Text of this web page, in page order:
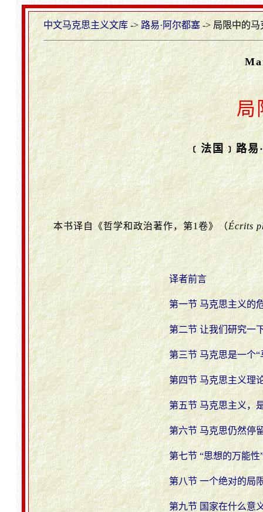
中文马克思主义文库-> 路易·阿尔都塞-> 局限中的马
局
﹝法国﹞路
本书译自《哲学和政治著作，第1卷》（Écrits
译者前言
第一节 马克思主义的
第二节 让我们研究一
第三节 马克思是一个
第四节 马克思主义理
第五节 马克思主义，
第六节 马克思仍然停
第七节 “思想的万能性
第八节 一个绝对的局
第九节 国家在什么意